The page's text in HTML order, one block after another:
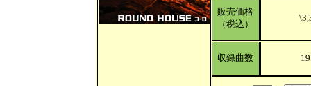
販売価格
（税込）
収録曲数